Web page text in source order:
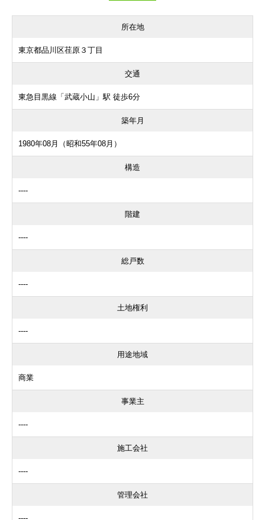
所在地
東京都品川区荏原３丁目
交通
東急目黒線「武蔵小山」駅 徒歩6分
築年月
1980年08月（昭和55年08月）
構造
----
階建
----
総戸数
----
土地権利
----
用途地域
商業
事業主
----
施工会社
----
管理会社
----